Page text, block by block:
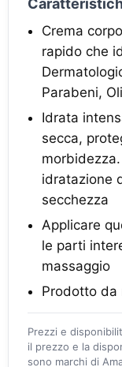
Crema
rapido che
Parabeni,
Idrata
secca,
idratazione
secchezza
Applicare
le parti
massaggio
Prodotto da
Prezzi e
il prezzo e la
sono marchi di